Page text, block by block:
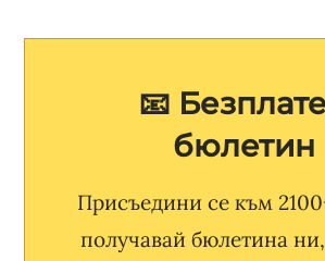
📧
бюлетин
Присъедини се към
получавай бюлетина